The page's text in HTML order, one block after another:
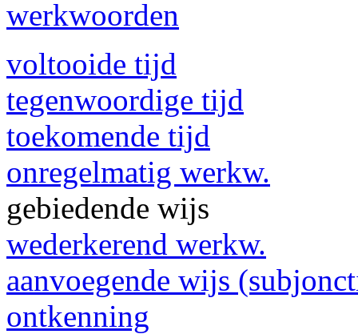
werkwoorden
voltooide tijd
tegenwoordige tijd
toekomende tijd
onregelmatig werkw.
gebiedende wijs
wederkerend werkw.
aanvoegende wijs
ontkenning